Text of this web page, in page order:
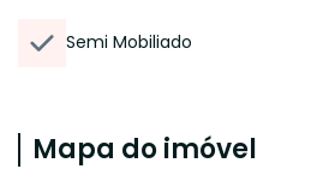
Semi Mobiliado
Mapa do imóvel